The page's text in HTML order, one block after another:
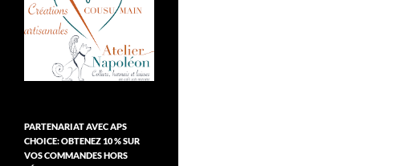
PARTENARIAT AVEC APS
CHOICE: OBTENEZ 10 % SUR
VOS COMMANDES HORS